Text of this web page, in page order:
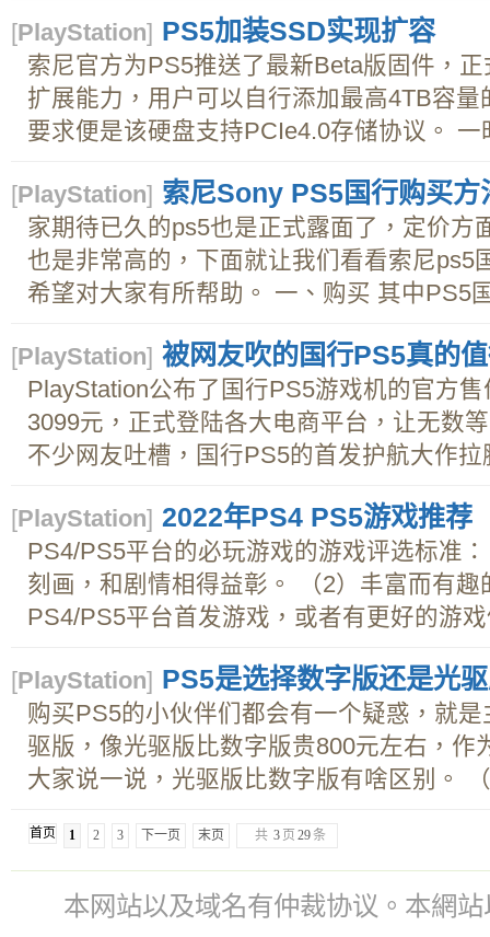
[PlayStation] PS5加装SSD实现扩容
索尼官方为PS5推送了最新Beta版固件，
扩展能力，用户可以自行添加最高4TB容
要求便是该硬盘支持PCIe4.0存储协议。 一
[PlayStation] 索尼Sony PS5国行购买方
家期待已久的ps5也是正式露面了，定价方
也是非常高的，下面就让我们看看索尼ps5
希望对大家有所帮助。 一、购买 其中PS5
[PlayStation] 被网友吹的国行PS5真的
PlayStation公布了国行PS5游戏机的官方
3099元，正式登陆各大电商平台，让无数
不少网友吐槽，国行PS5的首发护航大作拉
[PlayStation] 2022年PS4 PS5游戏推荐
PS4/PS5平台的必玩游戏的游戏评选标准
刻画，和剧情相得益彰。 （2）丰富而有趣
PS4/PS5平台首发游戏，或者有更好的游
[PlayStation] PS5是选择数字版还是光
购买PS5的小伙伴们都会有一个疑惑，就
驱版，像光驱版比数字版贵800元左右，作
大家说一说，光驱版比数字版有啥区别。
首页 1 2 3 下一页 末页 共 3 页 29 条
本网站以及域名有仲裁协议。本網